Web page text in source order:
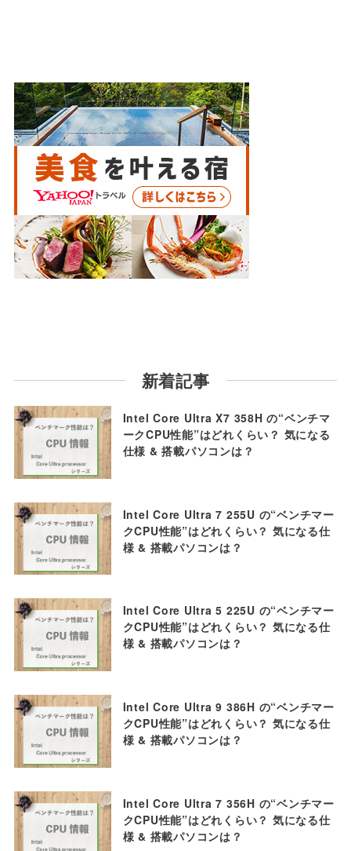
新着記事
Intel Core Ultra X7 358H の“ベンチマ
ークCPU性能”はどれくらい？ 気になる
仕様 & 搭載パソコンは？
Intel Core Ultra 7 255U の“ベンチマー
クCPU性能”はどれくらい？ 気になる仕
様 & 搭載パソコンは？
Intel Core Ultra 5 225U の“ベンチマー
クCPU性能”はどれくらい？ 気になる仕
様 & 搭載パソコンは？
Intel Core Ultra 9 386H の“ベンチマー
クCPU性能”はどれくらい？ 気になる仕
様 & 搭載パソコンは？
Intel Core Ultra 7 356H の“ベンチマー
クCPU性能”はどれくらい？ 気になる仕
様 & 搭載パソコンは？